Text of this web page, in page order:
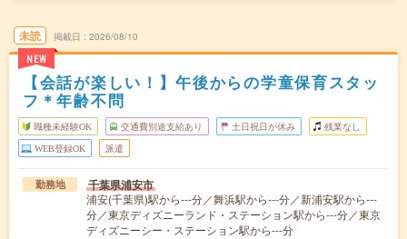
未読
NEW
掲載日 2026/08/10
【会話が楽しい！】午後からの学童保育スタッ
フ＊年齢不問
職種未経験OK 交通費別途支給あり 土日祝日が休み 残業なし
WEB登録OK 派遣
勤務地 千葉県浦安市
浦安(千葉県)駅から---分／舞浜駅から---分／新浦安駅から---
分／東京ディズニーランド・ステーション駅から---分／東京
ディズニーシー・ステーション駅から---分